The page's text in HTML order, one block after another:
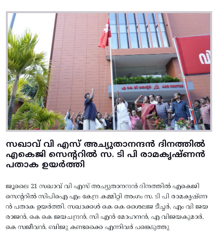
സഖാവ് വി എസ് അച്യുതാനന്ദൻ ദിനത്തിൽ
എകെജി സെന്ററിൽ സ. ടി പി രാമകൃഷ്‌ണൻ
പതാക ഉയർത്തി
ജൂലൈ 21 സഖാവ് വി എസ് അച്യുതാനന്ദൻ ദിനത്തിൽ എകെജി
സെന്ററിൽ സിപിഐ എം കേന്ദ്ര കമ്മിറ്റി അംഗം സ. ടി പി രാമകൃഷ്‌ണ
ൻ പതാക ഉയർത്തി. സഖാക്കൾ കെ കെ ശൈലജ ടീച്ചർ, എം വി ജയ
രാജൻ, കെ കെ ജയചന്ദ്രൻ, സി എൻ മോഹനൻ, എ വിജയകുമാർ,
കെ സജീവൻ, ബിജു കണ്ടക്കൈ എന്നിവർ പങ്കെടുത്തു